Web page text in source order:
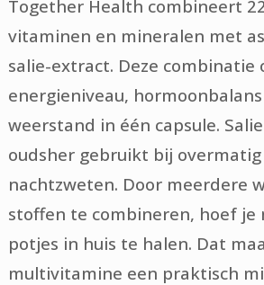
Together Health combineert
vitaminen en mineralen met
salie-extract. Deze combinatie
energieniveau,
weerstand in één capsule.
oudsher gebruikt bij
nachtzweten. Door meerdere
stoffen te combineren, hoef je
potjes in huis te halen. Dat
multivitamine een praktisch